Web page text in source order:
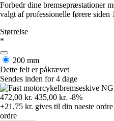
Forbedr dine bremsepræstationer
valgt af professionelle førere siden
Størrelse
*
200 mm
Dette felt er påkrævet
Sendes inden for 4 dage
472,00 kr. 435,00 kr. -8%
+21,75 kr. gives til din naeste ordre
ordre